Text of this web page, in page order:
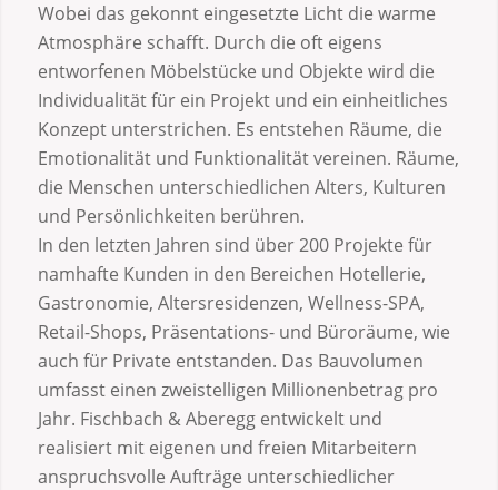
Wobei das gekonnt eingesetzte Licht die warme
Atmosphäre schafft. Durch die oft eigens
entworfenen Möbelstücke und Objekte wird die
Individualität für ein Projekt und ein einheitliches
Konzept unterstrichen. Es entstehen Räume, die
Emotionalität und Funktionalität vereinen. Räume,
die Menschen unterschiedlichen Alters, Kulturen
und Persönlichkeiten berühren.
In den letzten Jahren sind über 200 Projekte für
namhafte Kunden in den Bereichen Hotellerie,
Gastronomie, Altersresidenzen, Wellness-SPA,
Retail-Shops, Präsentations- und Büroräume, wie
auch für Private entstanden. Das Bauvolumen
umfasst einen zweistelligen Millionenbetrag pro
Jahr. Fischbach & Aberegg entwickelt und
realisiert mit eigenen und freien Mitarbeitern
anspruchsvolle Aufträge unterschiedlicher